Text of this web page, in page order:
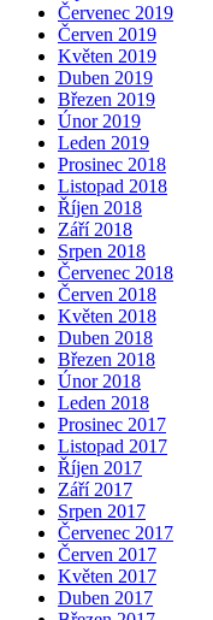
Červenec 2019
Červen 2019
Květen 2019
Duben 2019
Březen 2019
Únor 2019
Leden 2019
Prosinec 2018
Listopad 2018
Říjen 2018
Září 2018
Srpen 2018
Červenec 2018
Červen 2018
Květen 2018
Duben 2018
Březen 2018
Únor 2018
Leden 2018
Prosinec 2017
Listopad 2017
Říjen 2017
Září 2017
Srpen 2017
Červenec 2017
Červen 2017
Květen 2017
Duben 2017